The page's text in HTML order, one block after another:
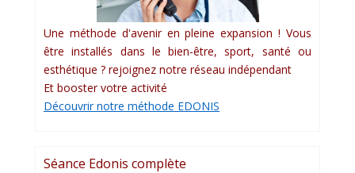
Une méthode d'avenir en pleine expansion ! Vous
être installés dans le bien-être, sport, santé ou
esthétique ? rejoignez notre réseau indépendant
Et booster votre activité
Découvrir notre méthode EDONIS
Séance Edonis complète